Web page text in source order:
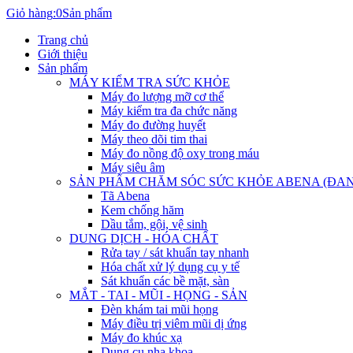
Giỏ hàng:0Sản phẩm
Trang chủ
Giới thiệu
Sản phẩm
MÁY KIỂM TRA SỨC KHỎE
Máy đo lượng mỡ cơ thể
Máy kiểm tra đa chức năng
Máy đo đường huyết
Máy theo dõi tim thai
Máy đo nồng độ oxy trong máu
Máy siêu âm
SẢN PHẨM CHĂM SÓC SỨC KHỎE ABENA
Tã Abena
Kem chống hăm
Dầu tắm, gội, vệ sinh
DUNG DỊCH - HÓA CHẤT
Rửa tay / sát khuẩn tay nhanh
Hóa chất xử lý dụng cụ y tế
Sát khuẩn các bề mặt, sàn
MẮT - TAI - MŨI - HỌNG - SẢN
Đèn khám tai mũi họng
Máy điều trị viêm mũi dị ứng
Máy đo khúc xạ